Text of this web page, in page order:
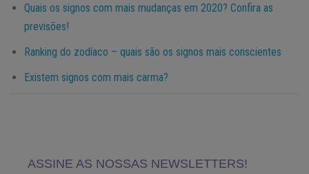
Quais os signos com mais mudanças em 2020? Confira as
previsões!
Ranking do zodíaco – quais são os signos mais conscientes
Existem signos com mais carma?